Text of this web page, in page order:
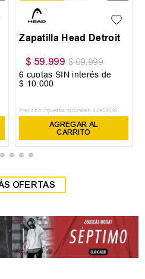
38
Zapatilla Head Detroit
$ 59.999 $ 69.999
6 cuotas SIN interés de
$ 10 000
Precio sin impuestos nacionales: $ 49.585,95
AGREGAR AL
CARRITO
OFERTAS